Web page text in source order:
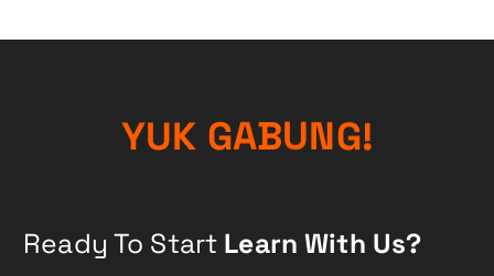
YUK GABUNG!
Ready To Start Learn With Us?